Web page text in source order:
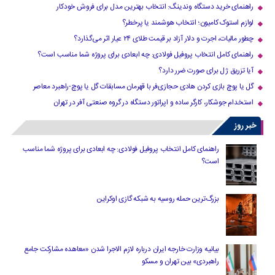
راهنمای خرید دستگاه وندینگ: انتخاب بهترین مدل برای فروش خودکار
لوازم استوک کامیون؛ انتخاب هوشمند یا پرخطر؟
چطور مالیات، اجرت و دلار آزاد بر قیمت طلای ۲۴ عیار اثر می‌گذارد؟
راهنمای کامل انتخاب پروفیل فولادی: چه ابعادی برای پروژه شما مناسب است؟
آیا تزریق ژل برای صورت ضرر دارد​؟
گل یا پوچ بازی کردن هادی حجازی‌فر با قهرمان مسابقات گل یا پوچ-راهبرد معاصر
استخدام جوشکار، کارگر ساده و اپراتور دستگاه در گروه صنعتی آفر در تهران
خبر روز
راهنمای کامل انتخاب پروفیل فولادی: چه ابعادی برای پروژه شما مناسب
است؟
بزرگ‌ترین حمله روسیه به شبکه گازی اوکراین
بیانیه وزارت خارجه ایران درباره لازم‌ الاجرا شدن «معاهده مشارکت جامع
راهبردی» بین تهران و مسکو